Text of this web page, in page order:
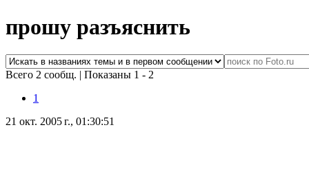
прошу разъяснить
Всего 2 сообщ. | Показаны 1 - 2
1
21 окт. 2005 г., 01:30:51